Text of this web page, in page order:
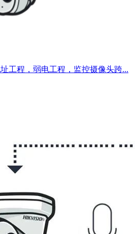
程，弱电工程，监控摄像头跨...